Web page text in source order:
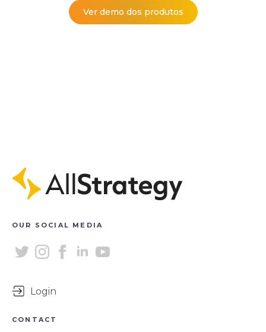
Ver demo dos produtos
OUR SOCIAL MEDIA
Login
CONTACT